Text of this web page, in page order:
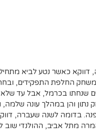
דווקא כאשר נטע לביא
החלפת התפקידים,
שנחתו בכרמל, אבל עד שלא
במשחק נתון והן במהלך
בדומה לשנה שעברה,
מתל אביב, ההולנדי שוב